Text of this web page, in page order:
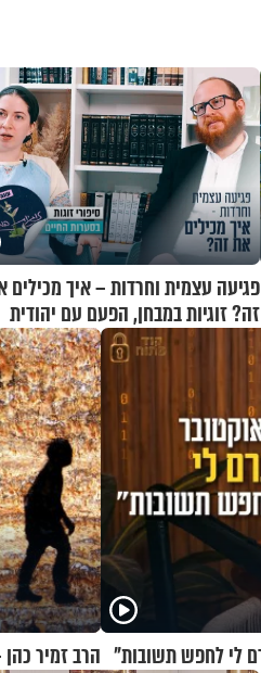
פגיעה עצמית וחרדות – איך מכילים
זה? זוגיות במבחן, הפעם עם יהודית
ואלתר כהן
הרב זמיר